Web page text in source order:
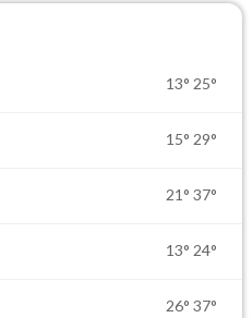
13° 25°
15° 29°
21° 37°
13° 24°
26° 37°